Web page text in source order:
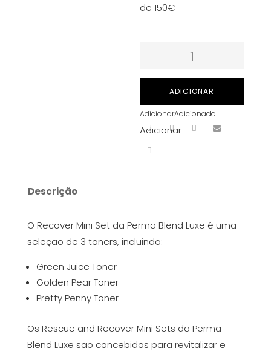
de 150€
Quantidade
Perma
Blend
Luxe
-
3x
ADICIONAR
AdicionarAdicionado
Adicionar
Descrição
O Recover Mini Set da Perma Blend Luxe é uma
seleção de 3 toners, incluindo:
Green Juice Toner
Golden Pear Toner
Pretty Penny Toner
Os Rescue and Recover Mini Sets da Perma
Blend Luxe são concebidos para revitalizar e